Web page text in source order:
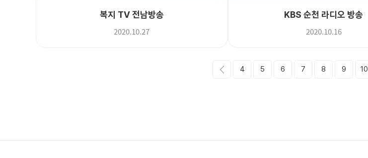
복지 TV 전남방송
2020.10.27
KBS 순천 라디오 방송
2020.10.16
4 5 6 7 8 9 10